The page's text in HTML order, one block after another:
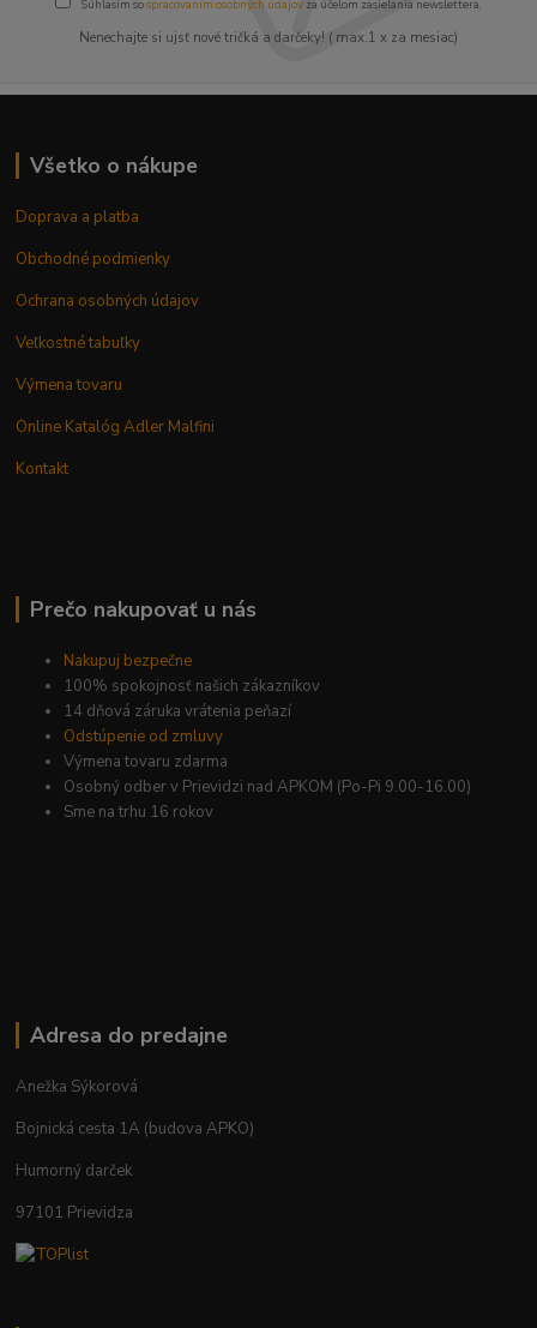
Súhlasím sospracovaním osobných údajov za účelom zasielania newslettera.
Nenechajte si ujsť nové tričká a darčeky! ( max.1 x za mesiac)
Všetko o nákupe
Doprava a platba
Obchodné podmienky
Ochrana osobných údajov
Veľkostné tabuľky
Výmena tovaru
Online Katalóg Adler Malfini
Kontakt
Prečo nakupovať u nás
Nakupuj bezpečne
100% spokojnosť našich zákazníkov
14 dňová záruka vrátenia peňazí
Odstúpenie od zmluvy
Výmena tovaru zdarma
Osobný odber v Prievidzi nad APKOM (Po-Pi 9.00-16.00)
Sme na trhu 16 rokov
Adresa do predajne
Anežka Sýkorová
Bojnická cesta 1A (budova APKO)
Humorný darček
97101 Prievidza